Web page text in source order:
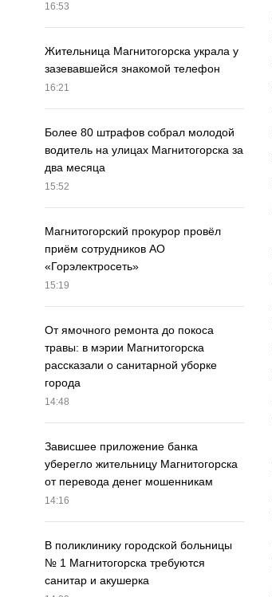
16:53
Жительница Магнитогорска украла у
зазевавшейся знакомой телефон
16:21
Более 80 штрафов собрал молодой
водитель на улицах Магнитогорска за
два месяца
15:52
Магнитогорский прокурор провёл
приём сотрудников АО
«Горэлектросеть»
15:19
От ямочного ремонта до покоса
травы: в мэрии Магнитогорска
рассказали о санитарной уборке
города
14:48
Зависшее приложение банка
уберегло жительницу Магнитогорска
от перевода денег мошенникам
14:16
В поликлинику городской больницы
№ 1 Магнитогорска требуются
санитар и акушерка